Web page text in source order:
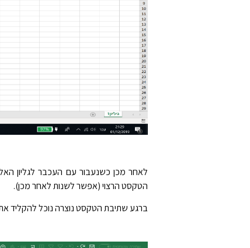
לאחר מכן כשנעבור עם העכבר לגליון
הטקסט הרצוי (אפשר לשנות לאחר מכן).
ברגע שתיבת הטקסט נוצרה נוכל להקליד